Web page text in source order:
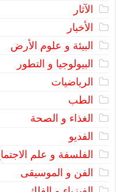
الآثار
الأخبار
البيئة و علوم الأرض
البيولوجيا و التطور
الرياضيات
الطب
الغذاء و الصحة
الفديو
الفلسفة و علم
الفن و الموسيقى